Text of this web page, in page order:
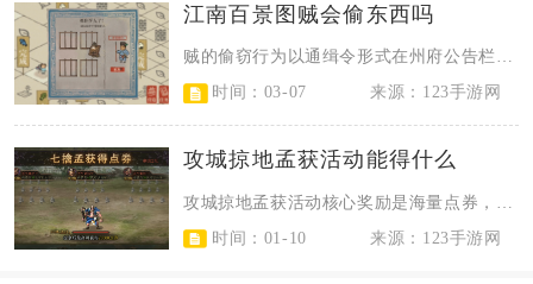
江南百景图贼会偷东西吗
贼的偷窃行为以通缉令形式在州府公告栏刷新，每日随机出现1-3次，提示当前地图...
时间：03-07
来源：123手游网
攻城掠地孟获活动能得什么
时间：01-10
来源：123手游网